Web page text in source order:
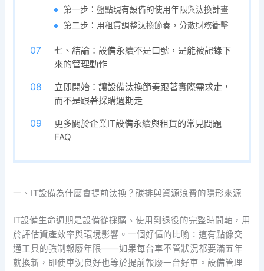
第一步：盤點現有設備的使用年限與汰換計畫
第二步：用租賃調整汰換節奏，分散財務衝擊
七、結論：設備永續不是口號，是能被記錄下
來的管理動作
立即開始：讓設備汰換節奏跟著實際需求走，
而不是跟著採購週期走
更多關於企業IT設備永續與租賃的常見問題
FAQ
一、IT設備為什麼會提前汰換？碳排與資源浪費的隱形來源
IT設備生命週期是設備從採購、使用到退役的完整時間軸，用
於評估資產效率與環境影響。一個好懂的比喻：這有點像交
通工具的強制報廢年限——如果每台車不管狀況都要滿五年
就換新，即使車況良好也等於提前報廢一台好車。設備管理